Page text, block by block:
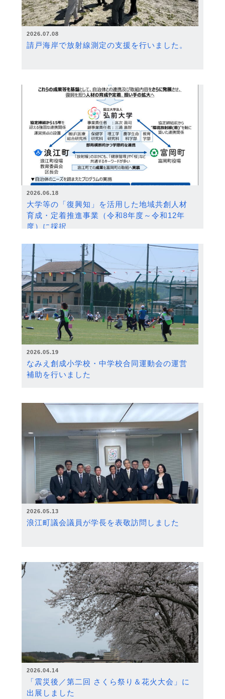
2026.07.08
請戸海岸で放射線測定の支援を行いました。
2026.06.18
大学等の「復興知」を活用した地域共創人材
育成・定着推進事業（令和8年度～令和12年
度）に採択
2026.05.19
なみえ創成小学校・中学校合同運動会の運営
補助を行いました
2026.05.13
浪江町議会議員が学長を表敬訪問しました
2026.04.14
「震災後／第二回 さくら祭り＆花火大会」に
出展しました